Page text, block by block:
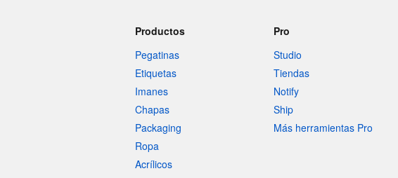
Productos
Pegatinas
Etiquetas
Imanes
Chapas
Packaging
Ropa
Acrílicos
Pro
Studio
Tiendas
Notify
Ship
Más herramientas Pro